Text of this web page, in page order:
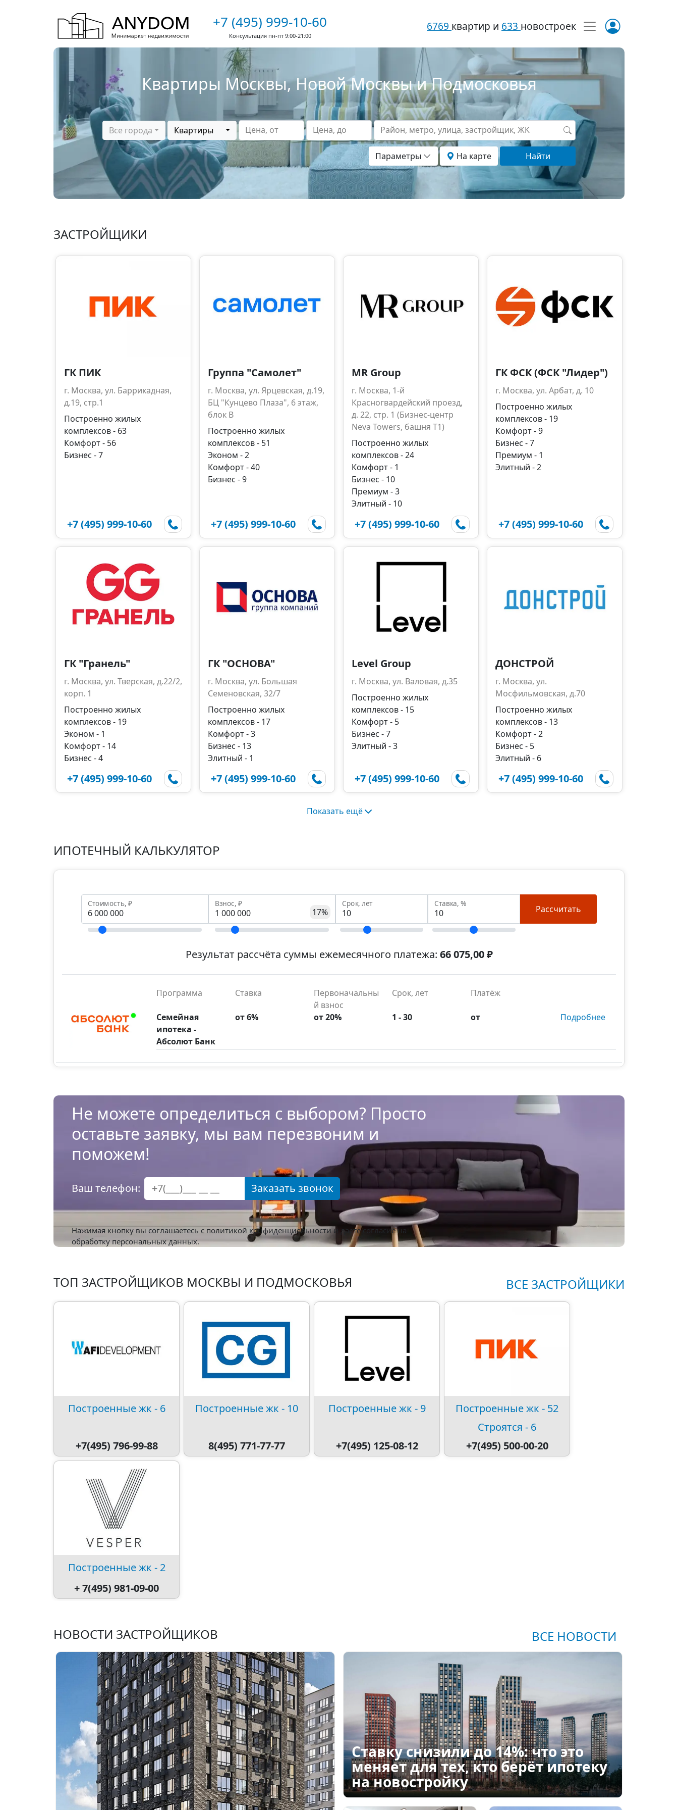
+7 (495) 999-10-60
Консультация пн-пт 9:00-21:00
6769 квартир и 633 новостроек
Квартиры Москвы, Новой Москвы и Подмосковья
Все города Квартиры Цена, от Цена, до Район, метро, улица, застройщик, ЖК
Параметры На карте Найти
ЗАСТРОЙЩИКИ
ГК ПИК
г. Москва, ул. Баррикадная,
д.19, стр.1
Комфорт - 56
Бизнес - 7
Построенно жилых
комплексов - 63
+7 (495) 999-10-60
Группа "Самолет"
г. Москва, ул. Ярцевская, д.19,
БЦ "Кунцево Плаза", 6 этаж,
блок B
Эконом - 2
Комфорт - 40
Бизнес - 9
Построенно жилых
комплексов - 51
+7 (495) 999-10-60
MR Group
г. Москва, 1-й
Красногвардейский проезд,
д. 22, стр. 1 (Бизнес-центр
Neva Towers, башня Т1)
Комфорт - 1
Бизнес - 10
Премиум - 3
Элитный - 10
Построенно жилых
комплексов - 24
+7 (495) 999-10-60
ГК ФСК (ФСК "Лидер")
г. Москва, ул. Арбат, д. 10
Комфорт - 9
Бизнес - 7
Премиум - 1
Элитный - 2
Построенно жилых
комплексов - 19
+7 (495) 999-10-60
ГК "Гранель"
г. Москва, ул. Тверская, д.22/2,
корп. 1
Эконом - 1
Комфорт - 14
Бизнес - 4
Построенно жилых
комплексов - 19
+7 (495) 999-10-60
ГК "ОСНОВА"
г. Москва, ул. Большая
Семеновская, 32/7
Комфорт - 3
Бизнес - 13
Элитный - 1
Построенно жилых
комплексов - 17
+7 (495) 999-10-60
Level Group
г. Москва, ул. Валовая, д.35
Комфорт - 5
Бизнес - 7
Элитный - 3
Построенно жилых
комплексов - 15
+7 (495) 999-10-60
ДОНСТРОЙ
г. Москва, ул.
Мосфильмовская, д.70
Комфорт - 2
Бизнес - 5
Элитный - 6
Построенно жилых
комплексов - 13
+7 (495) 999-10-60
Показать ещё
ИПОТЕЧНЫЙ КАЛЬКУЛЯТОР
Стоимость, ₽ Взнос, ₽
17%
Срок, лет Ставка, %
Рассчитать
Результат рассчёта суммы ежемесячного платежа: 66 075,00 ₽
Программа Ставка
Первоначальны
й взнос
Срок, лет Платёж
Семейная
ипотека -
Абсолют Банк
от 6% от 20% 1 - 30 от Подробнее
Не можете определиться с выбором? Просто
оставьте заявку, мы вам перезвоним и
поможем!
Ваш телефон: Заказать звонок
Нажимая кнопку вы соглашаетесь с политикой конфиденциальностии даете согласие на
обработку персональных данных.
ТОП ЗАСТРОЙЩИКОВ МОСКВЫ И ПОДМОСКОВЬЯ ВСЕ ЗАСТРОЙЩИКИ
Построенные жк - 6
+7(495) 796-99-88
Построенные жк - 10
8(495) 771-77-77
Построенные жк - 9
+7(495) 125-08-12
Построенные жк - 52
Строятся - 6
+7(495) 500-00-20
Построенные жк - 2
+ 7(495) 981-09-00
НОВОСТИ ЗАСТРОЙЩИКОВ ВСЕ НОВОСТИ
Ставку снизили до 14%: что это
меняет для тех, кто берёт ипотеку
на новостройку